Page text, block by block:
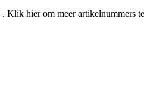
. Klik hier om meer artikelnummers